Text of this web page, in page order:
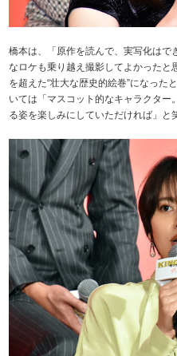
橋本は、「原作を読んで、実写化は
なロケも乗り越え撮影してよかったと
を超えた“壮大な歴史的絵巻”になった
いては「マスコット的なキャラクタ
る姿を楽しみにしていただければ」と